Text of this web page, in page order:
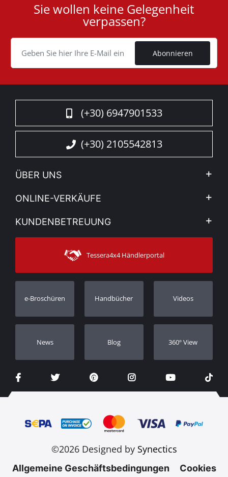
Cookie
Sie wollen keine Gelegenheit
verpassen?
Abonnieren
(+30) 6947901533
(+30) 2105542813
ÜBER UNS
Firma
Sehen Sie unsere Nachrichten
Sitemap
ONLINE-VERKÄUFE
Mein Konto
Versandarten
KUNDENBETREUUNG
Kontakt
Kundendienst
Bestellung verfolgen
Händler
Tessera4x4 Händlerportal
e-Broschüren Handbücher Videos
Νews Blog 360º View
©2026 Designed by Synectics
Allgemeine Geschäftsbedingungen
Cookies